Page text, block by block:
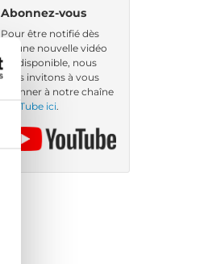
Abonnez-vous
Pour être notifié dès
qu’une nouvelle vidéo
est disponible, nous
vous invitons à vous
abonner à notre chaîne
YouTube ici.